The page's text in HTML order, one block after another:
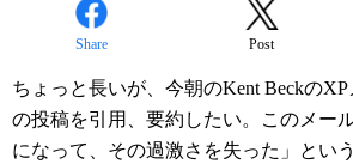
Share Post
ちょっと長いが、今朝のKent Beckの
の投稿を引用、要約したい。このメー
になって、その過激さを失った」とい